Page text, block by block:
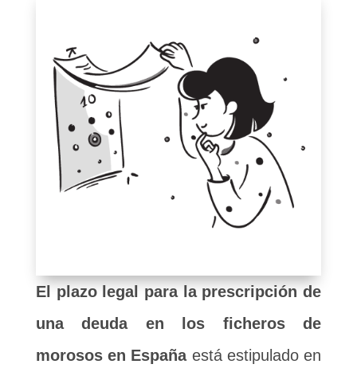
El plazo legal para la prescripción de
una deuda en los ficheros de
morosos en Españaestá estipulado en